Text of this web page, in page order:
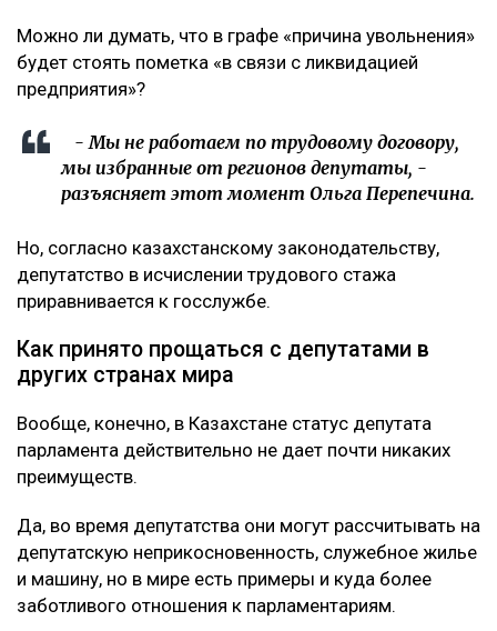
Можно ли думать, что в графе «причина увольнения»
будет стоять пометка «в связи с ликвидацией
предприятия»?
- Мы не работаем по трудовому договору,
мы избранные от регионов депутаты, -
разъясняет этот момент Ольга Перепечина.
Но, согласно казахстанскому законодательству,
депутатство в исчислении трудового стажа
приравнивается к госслужбе.
Как принято прощаться с депутатами в
других странах мира
Вообще, конечно, в Казахстане статус депутата
парламента действительно не дает почти никаких
преимуществ.
Да, во время депутатства они могут рассчитывать на
депутатскую неприкосновенность, служебное жилье
и машину, но в мире есть примеры и куда более
заботливого отношения к парламентариям.